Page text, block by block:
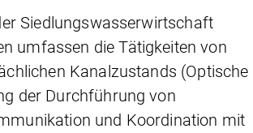
Siedlungswasserwirtschaft
umfassen die Tätigkeiten von
Kanalzustands (Optische
der Durchführung von
und Koordination mit